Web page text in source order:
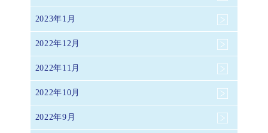
2023年1月
2022年12月
2022年11月
2022年10月
2022年9月